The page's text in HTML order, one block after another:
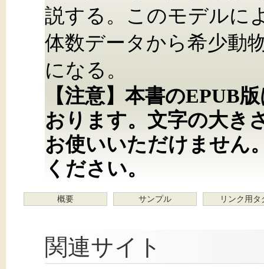
説する。このモデルに
体数データから希少動
になる。
【注意】本書のEPUB
おります。文字の大き
お使いいただけません
ください。
概要 サンプル リンク用タ
関連サイト